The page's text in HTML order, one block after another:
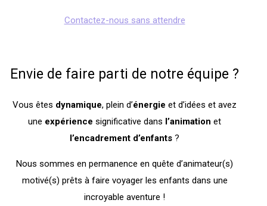
Contactez-nous sans attendre
Envie de faire parti de notre équipe ?
Vous êtes dynamique, plein d’énergie et d’idées et avez
une expérience significative dans l’animation et
l’encadrement d’enfants ?
Nous sommes en permanence en quête d’animateur(s)
motivé(s) prêts à faire voyager les enfants dans une
incroyable aventure !